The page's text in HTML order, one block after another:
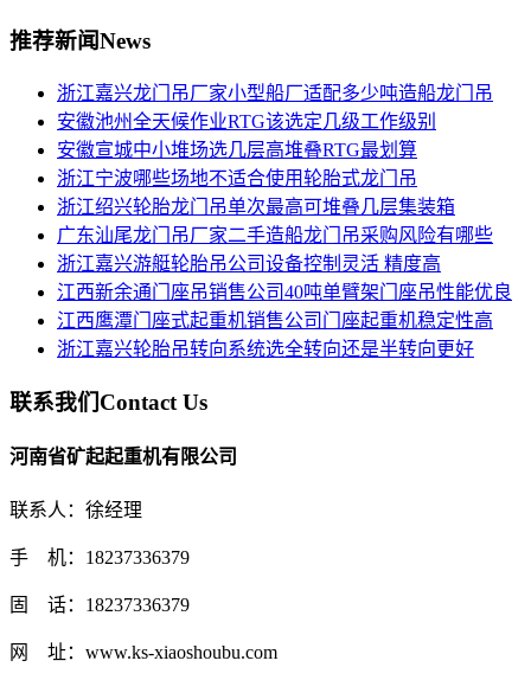
推荐新闻News
浙江嘉兴龙门吊厂家小型船厂适配多少吨造船龙门吊
安徽池州全天候作业RTG该选定几级工作级别
安徽宣城中小堆场选几层高堆叠RTG最划算
浙江宁波哪些场地不适合使用轮胎式龙门吊
浙江绍兴轮胎龙门吊单次最高可堆叠几层集装箱
广东汕尾龙门吊厂家二手造船龙门吊采购风险有哪些
浙江嘉兴游艇轮胎吊公司设备控制灵活 精度高
江西新余通门座吊销售公司40吨单臂架门座吊性能优良
江西鹰潭门座式起重机销售公司门座起重机稳定性高
浙江嘉兴轮胎吊转向系统选全转向还是半转向更好
联系我们Contact Us
河南省矿起起重机有限公司
联系人：徐经理
手 机：18237336379
固 话：18237336379
网 址：www.ks-xiaoshoubu.com